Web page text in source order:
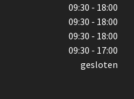
09:30 - 18:00
09:30 - 18:00
09:30 - 18:00
09:30 - 17:00
gesloten